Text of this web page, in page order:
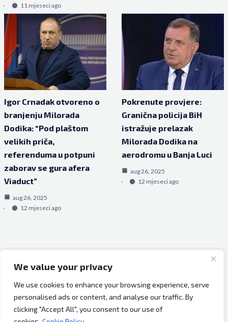
We value your privacy
We use cookies to enhance your browsing experience, serve
personalised ads or content, and analyse our traffic. By
clicking "Accept All", you consent to our use of
11 mjeseci ago
Igor Crnadak otvoreno o
branjenju Milorada
Dodika: “Pod plaštom
velikih priča,
referenduma u potpuni
zaborav se gura afera
Viaduct”
aug 26, 2025
12 mjeseci ago
Pokrenute provjere:
Granična policija BiH
istražuje prelazak
Milorada Dodika na
aerodromu u Banja Luci
aug 26, 2025
12 mjeseci ago
Copyright © 2026 Bh Dijaspora.
O nama
Marketing
Uslovi korištenja